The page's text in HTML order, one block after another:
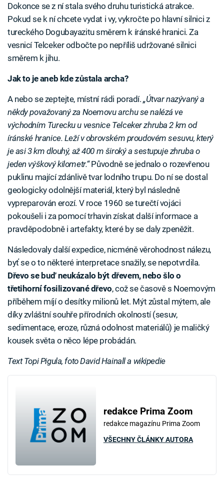
Dokonce se z ní stala svého druhu turistická atrakce.
Pokud se k ní chcete vydat i vy, vykročte po hlavní silnici z
tureckého Dogubayazitu směrem k íránské hranici. Za
vesnicí Telceker odbočte po nepříliš udržované silnici
směrem k jihu.
Jak to je aneb kde zůstala archa?
A nebo se zeptejte, místní rádi poradí.„Útvar nazývaný a
někdy považovaný za Noemovu archu se nalézá ve
východním Turecku u vesnice Telceker zhruba 2 km od
íránské hranice. Leží v obrovském proudovém sesuvu, který
je asi 3 km dlouhý, až 400 m široký a sestupuje zhruba o
jeden výškový kilometr.“Původně se jednalo o rozevřenou
puklinu mající zdánlivě tvar lodního trupu. Do ní se dostal
geologicky odolnější materiál, který byl následně
vypreparován erozí. V roce 1960 se turečtí vojáci
pokoušeli i za pomocí trhavin získat další informace a
pravděpodobně i artefakty, které by se daly zpeněžit.
Následovaly další expedice, nicméně věrohodnost nálezu,
byť se o to některé interpretace snažily, se nepotvrdila.
Dřevo se buď neukázalo být dřevem, nebo šlo o
třetihorní fosilizované dřevo, což se časově s Noemovým
příběhem míjí o desítky milionů let. Mýt zůstal mýtem, ale
díky zvláštní souhře přírodních okolností (sesuv,
sedimentace, eroze, různá odolnost materiálů) je maličký
kousek světa o něco lépe probádán.
Text Topi Pigula, foto David Hainall a wikipedie
redakce Prima Zoom
redakce magazínu Prima Zoom
VŠECHNY ČLÁNKY AUTORA